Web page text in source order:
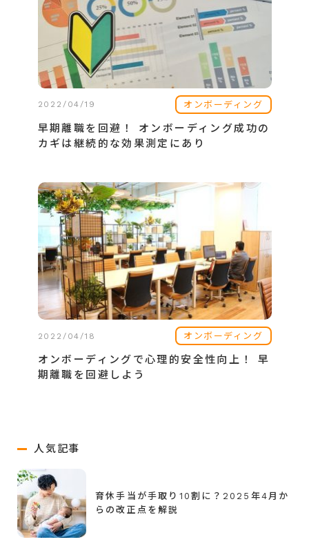
2022/04/19 オンボーディング
早期離職を回避！ オンボーディング成功の
カギは継続的な効果測定にあり
2022/04/18 オンボーディング
オンボーディングで心理的安全性向上！ 早
期離職を回避しよう
人気記事
育休手当が手取り10割に？2025年4月か
らの改正点を解説